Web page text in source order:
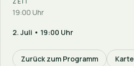
19:00 Uhr
2. Juli • 19:00 Uhr
Zurück zum Programm Karte